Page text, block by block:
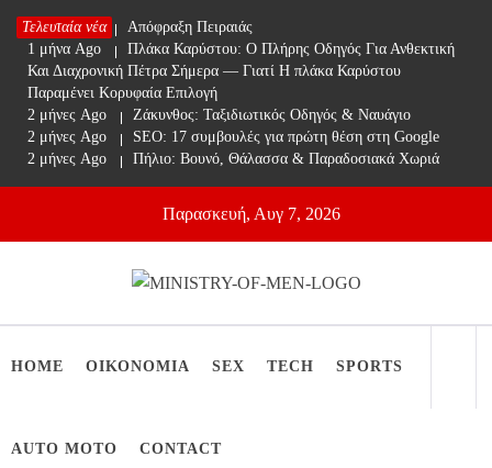
Skip
content
Τελευταία νέα
1 μήνα Ago
Απόφραξη Πειραιάς
1 μήνα Ago
Πλάκα Καρύστου: Ο Πλήρης Οδηγός Για Ανθεκτική
Και Διαχρονική Πέτρα Σήμερα — Γιατί Η πλάκα Καρύστου
Παραμένει Κορυφαία Επιλογή
2 μήνες Ago
Ζάκυνθος: Ταξιδιωτικός Οδηγός & Ναυάγιο
2 μήνες Ago
SEO: 17 συμβουλές για πρώτη θέση στη Google
2 μήνες Ago
Πήλιο: Βουνό, Θάλασσα & Παραδοσιακά Χωριά
Παρασκευή, Αυγ 7, 2026
Ministry Of Men
HOME ΟΙΚΟΝΟΜΙΑ SEX TECH SPORTS
AUTO MOTO CONTACT